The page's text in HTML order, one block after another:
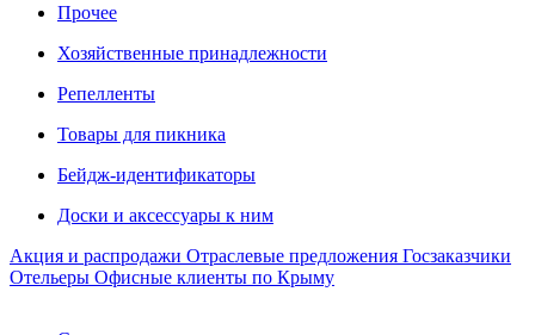
Прочее
Хозяйственные принадлежности
Репелленты
Товары для пикника
Бейдж-идентификаторы
Доски и аксессуары к ним
Акция и распродажи Отраслевые предложения Госзаказчики
Отельеры Офисные клиенты по Крыму